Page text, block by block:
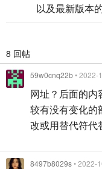
以及最新版本
8 回帖
59w0cnq22b• 2022-
网址？后面的内
较有没有变化的
改或用替代符代
8497b8029s• 2022-